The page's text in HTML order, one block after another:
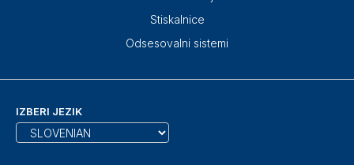
Stiskalnice
Odsesovalni sistemi
IZBERI JEZIK